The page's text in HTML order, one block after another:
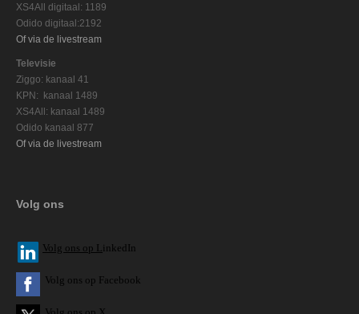
XS4All digitaal: 1189
Odido digitaal:2192
Of via de livestream
Televisie
Ziggo: kanaal 41
KPN: kanaal 1489
XS4All: kanaal 1489
Odido kanaal 877
Of via de livestream
Volg ons
Volg ons op L inkedIn
Volg ons op Facebook